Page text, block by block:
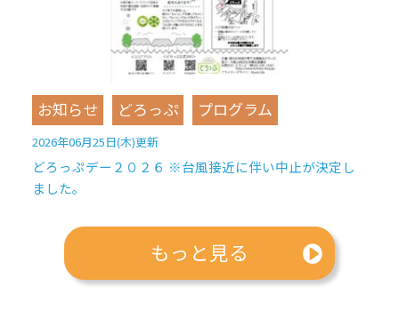
お知らせ どろっぷ プログラム
2026年06月25日(木)更新
どろっぷデー２０２６ ※台風接近に伴い中止が決定し
ました。
もっと見る